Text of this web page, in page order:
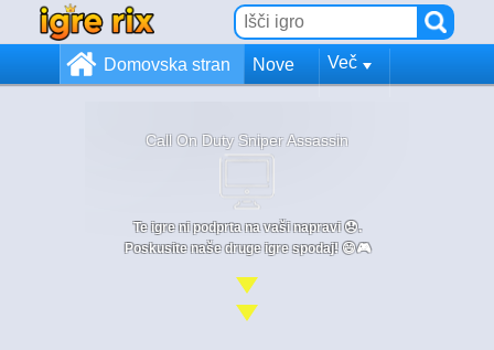
Domovska stran Nove Več
Call On Duty Sniper Assassin
Te igre ni podprta na vaši napravi 😞.
Poskusite naše druge igre spodaj! 😄🎮